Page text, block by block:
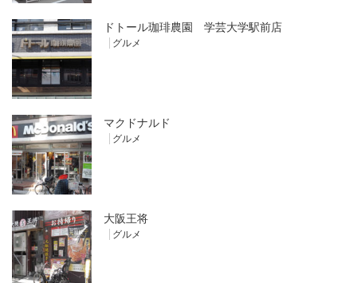
ドトール珈琲農園 学芸大学駅前店
グルメ
マクドナルド
グルメ
大阪王将
グルメ